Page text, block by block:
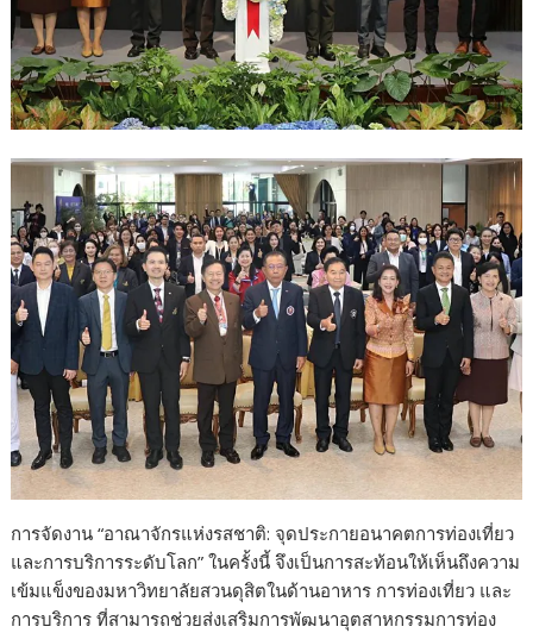
การจัดงาน “อาณาจักรแห่งรสชาติ: จุดประกายอนาคตการท่องเที่ยว
และการบริการระดับโลก” ในครั้งนี้ จึงเป็นการสะท้อนให้เห็นถึงความ
เข้มแข็งของมหาวิทยาลัยสวนดุสิตในด้านอาหาร การท่องเที่ยว และ
การบริการ ที่สามารถช่วยส่งเสริมการพัฒนาอุตสาหกรรมการท่อง